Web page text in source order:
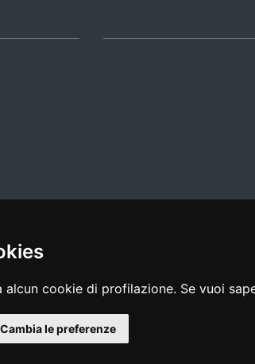
alcun cookie di profilazione. Se vuoi
Cambia le preferenze
dichiarazione di accessibilità | feedback